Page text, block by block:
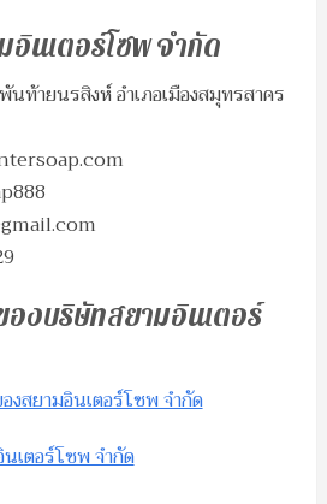
นเตอร์โซพ จำกัด
ท้ายนรสิงห์ อำเภอเมืองสมุทรสาคร
องบริษัทสยามอินเตอร์
งสยามอินเตอร์โซพ จำกัด
เตอร์โซพ จำกัด